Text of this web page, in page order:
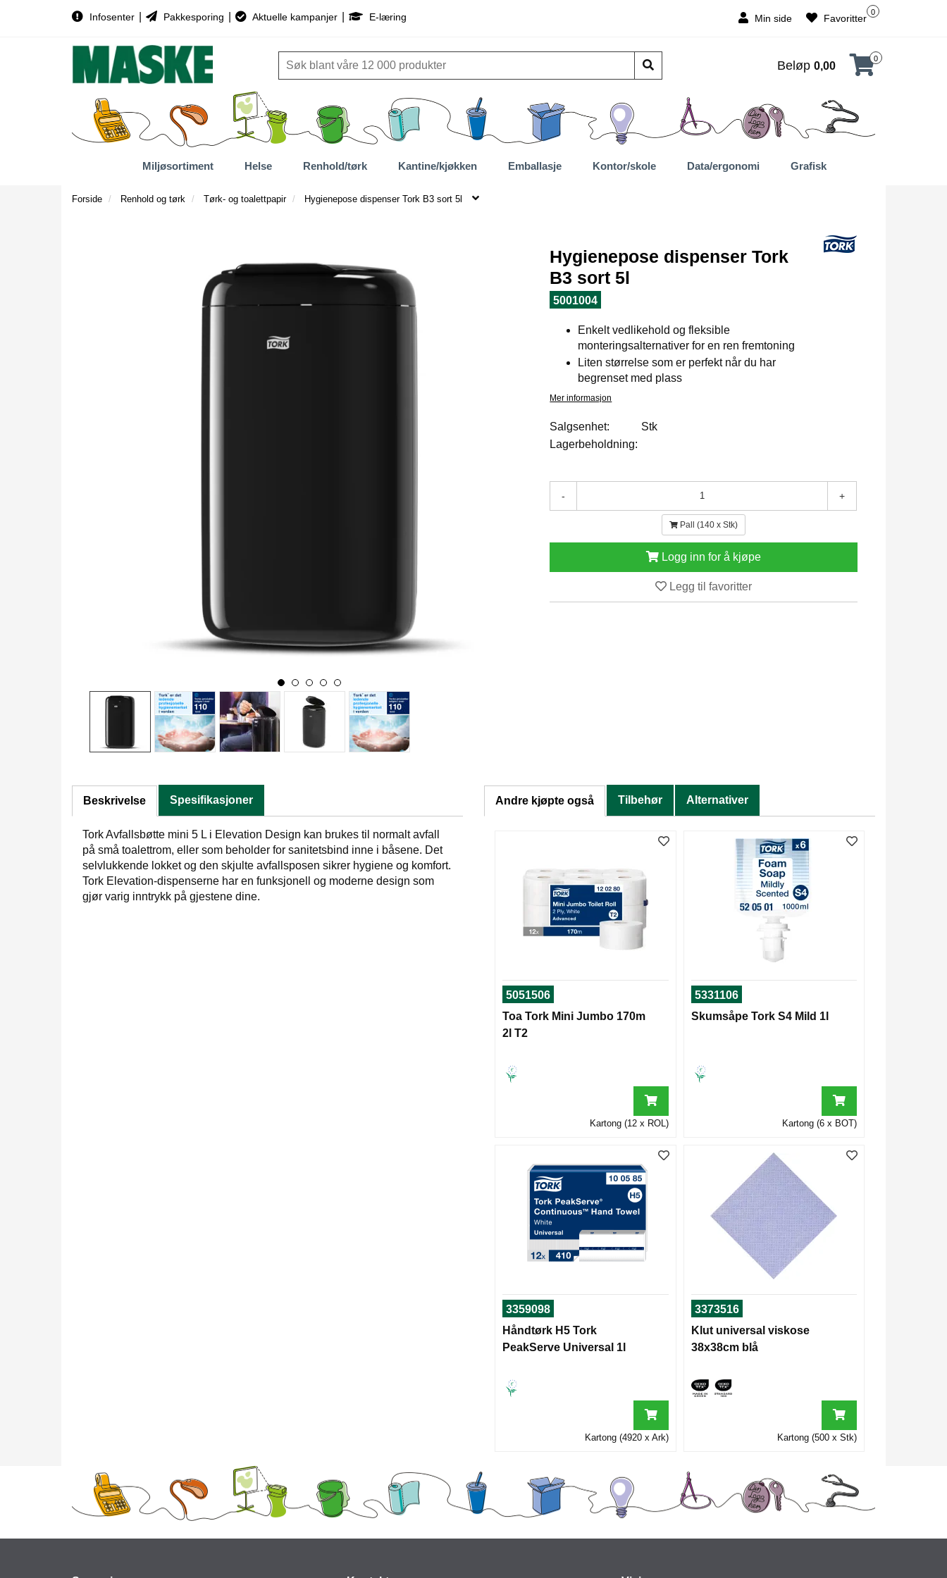
Infosenter Pakkesporing Aktuelle kampanjer E-læring Min side
0
Favoritter
Beløp 0,00
0
Miljøsortiment Helse Renhold/tørk Kantine/kjøkken Emballasje Kontor/skole Data/ergonomi Grafisk
Forside Renhold og tørk Tørk- og toalettpapir Hygienepose dispenser Tork B3 sort 5l
Hygienepose dispenser Tork
B3 sort 5l
5001004
Enkelt vedlikehold og fleksible
monteringsalternativer for en ren fremtoning
Liten størrelse som er perfekt når du har
begrenset med plass
Mer informasjon
Salgsenhet:
Stk
Lagerbeholdning:
- +
Pall (140 x Stk)
Logg inn for å kjøpe
Legg til favoritter
Beskrivelse Spesifikasjoner
Tork Avfallsbøtte mini 5 L i Elevation Design kan brukes til normalt avfall
på små toalettrom, eller som beholder for sanitetsbind inne i båsene. Det
selvlukkende lokket og den skjulte avfallsposen sikrer hygiene og komfort.
Tork Elevation-dispenserne har en funksjonell og moderne design som
gjør varig inntrykk på gjestene dine.
Andre kjøpte også Tilbehør Alternativer
5051506
Toa Tork Mini Jumbo 170m
2l T2
Kartong (12 x ROL)
5331106
Skumsåpe Tork S4 Mild 1l
Kartong (6 x BOT)
3359098
Håndtørk H5 Tork
PeakServe Universal 1l
Kartong (4920 x Ark)
3373516
Klut universal viskose
38x38cm blå
Kartong (500 x Stk)